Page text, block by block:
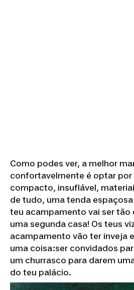
Como podes ver, a melhor
confortavelmente é optar por
compacto, insuflável,
de tudo, uma tenda
teu acampamento vai ser
uma segunda casa! Os teus
acampamento vão ter inveja
uma coisa:ser convidados
um churrasco para darem
do teu palácio.